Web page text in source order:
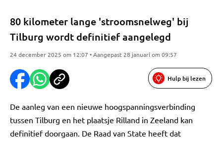
80 kilometer lange 'stroomsnelweg' bij
Tilburg wordt definitief aangelegd
24 december 2025 om 12:07 • Aangepast 28 januari om 09:57
Hulp bij lezen
De aanleg van een nieuwe hoogspanningsverbinding
tussen Tilburg en het plaatsje Rilland in Zeeland kan
definitief doorgaan. De Raad van State heeft dat